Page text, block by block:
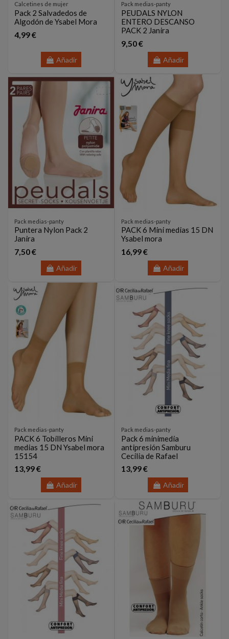
Calcetines de mujer
Pack 2 Salvadedos de
Algodón de Ysabel Mora
4,99 €
Añadir
Pack medias-panty
PEUDALS NYLON
ENTERO DESCANSO
PACK 2 Janira
9,50 €
Añadir
Pack medias-panty
Puntera Nylon Pack 2
Janira
7,50 €
Añadir
Pack medias-panty
PACK 6 Mini medias 15 DN
Ysabel mora
16,99 €
Añadir
Pack medias-panty
PACK 6 Tobilleros Mini
medias 15 DN Ysabel mora
15154
13,99 €
Añadir
Pack medias-panty
Pack 6 minimedia
antipresión Samburu
Cecilia de Rafael
13,99 €
Añadir